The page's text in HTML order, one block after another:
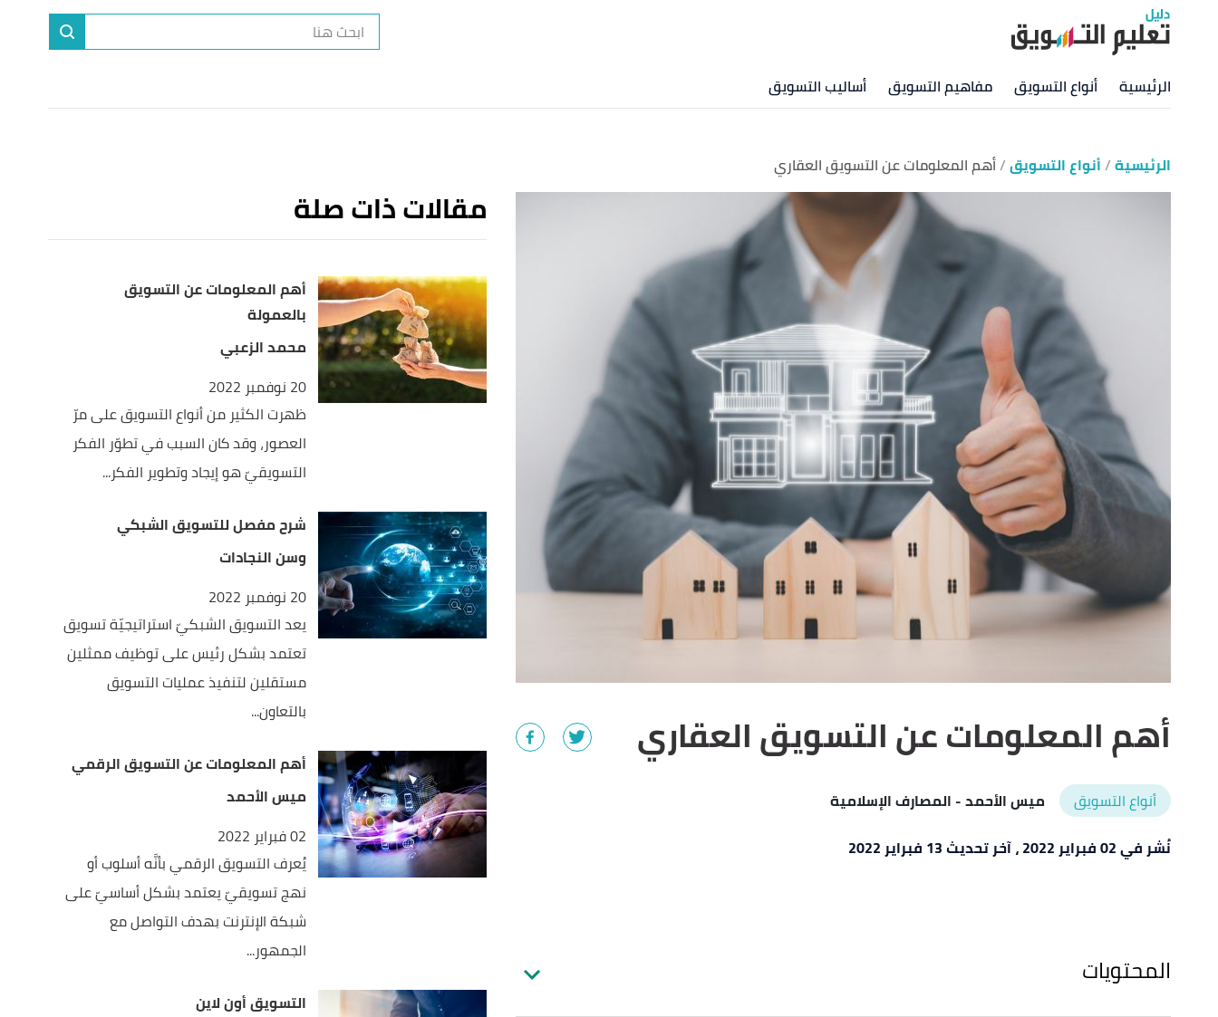
الرئيسية أنواع التسويق مفاهيم التسويق أساليب التسويق
الرئيسية أنواع التسويق أهم المعلومات عن التسويق العقاري
أهم المعلومات عن التسويق العقاري
أنواع التسويق ميس الأحمد- المصارف الإسلامية
نُشر في 02 فبراير 2022
، آخر تحديث 13 فبراير 2022
المحتويات
مقالات ذات صلة
أهم المعلومات عن التسويق
بالعمولة
محمد الزعبي
20 نوفمبر 2022
ظهرت الكثير من أنواع التسويق على مرّ
العصور، وقد كان السبب في تطوّر الفكر
التسويقيّ هو إيجاد وتطوير الفكر...
شرح مفصل للتسويق الشبكي
وسن النجادات
20 نوفمبر 2022
يعد التسويق الشبكيّ استراتيجيّة تسويق
تعتمد بشكل رئيس على توظيف ممثلين
مستقلين لتنفيذ عمليات التسويق
بالتعاون...
أهم المعلومات عن التسويق الرقمي
ميس الأحمد
02 فبراير 2022
يُعرف التسويق الرقمي بأنَّه أسلوب أو
نهج تسويقيّ يعتمد بشكل أساسيّ على
شبكة الإنترنت بهدف التواصل مع
الجمهور...
التسويق أون لاين